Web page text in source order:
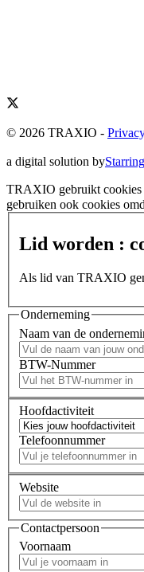
© 2026 TRAXIO -
a digital solution by
TRAXIO gebruikt cookies
gebruiken ook cookies
Lid worden :
Als lid van TRAXIO
Onderneming
Naam van de
BTW-Nummer
Hoofdactiviteit
Telefoonnummer
Website
Contactpersoon
Voornaam